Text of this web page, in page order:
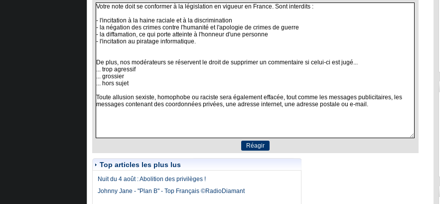
Top articles les plus lus
Nuit du 4 août : Abolition des privilèges !
Johnny Jane - "Plan B" - Top Français ©RadioDiamant